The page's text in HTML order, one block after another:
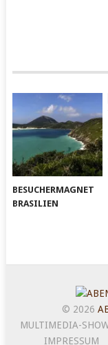
BESUCHERMAGNET
BRASILIEN
© 2026
MULTIMEDIA-
IMPRESSUM